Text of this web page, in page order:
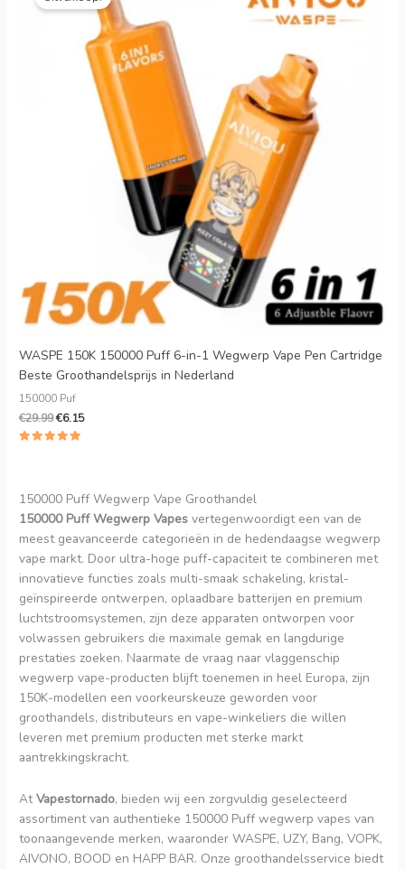
WASPE 150K 150000 Puff 6-in-1 Wegwerp Vape Pen Cartridge
Beste Groothandelsprijs in Nederland
150000 Puf
€29.99
was:
€6.15
is:
€6.15.
150000 Puff Wegwerp Vape Groothandel
150000 Puff Wegwerp Vapes vertegenwoordigt een van de
meest geavanceerde categorieën in de hedendaagse wegwerp
vape markt. Door ultra-hoge puff-capaciteit te combineren met
innovatieve functies zoals multi-smaak schakeling, kristal-
geïnspireerde ontwerpen, oplaadbare batterijen en premium
luchtstroomsystemen, zijn deze apparaten ontworpen voor
volwassen gebruikers die maximale gemak en langdurige
prestaties zoeken. Naarmate de vraag naar vlaggenschip
wegwerp vape-producten blijft toenemen in heel Europa, zijn
150K-modellen een voorkeurskeuze geworden voor
groothandels, distributeurs en vape-winkeliers die willen
leveren met premium producten met sterke markt
aantrekkingskracht.
AtVapestornado, bieden wij een zorgvuldig geselecteerd
assortiment van authentieke 150000 Puff wegwerp vapes van
toonaangevende merken, waaronder WASPE, UZY, Bang, VOPK,
AIVONO, BOOD en HAPP BAR. Onze groothandelsservice biedt